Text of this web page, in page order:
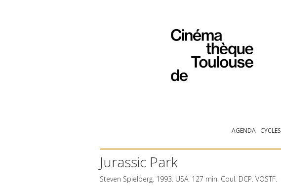
AGENDA CYCLES
Jurassic Park
Steven Spielberg. 1993. USA. 127 min. Coul. DCP. VOSTF.